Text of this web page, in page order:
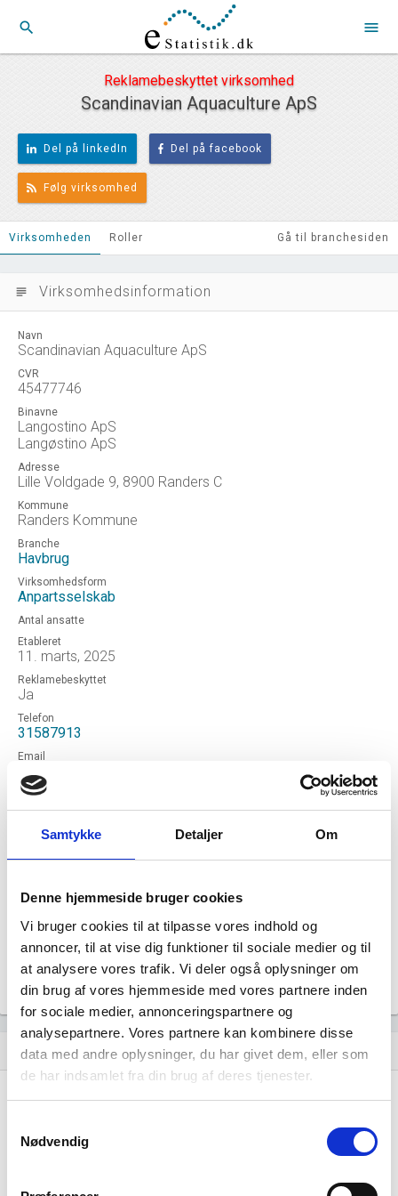
Samtykke Detaljer Om
Denne hjemmeside bruger cookies
Vi bruger cookies til at tilpasse vores indhold og
annoncer, til at vise dig funktioner til sociale medier og til
at analysere vores trafik. Vi deler også oplysninger om
din brug af vores hjemmeside med vores partnere inden
for sociale medier, annonceringspartnere og
analysepartnere. Vores partnere kan kombinere disse
data med andre oplysninger, du har givet dem, eller som
de har indsamlet fra din brug af deres tjenester.
Nødvendig
search menu
Reklamebeskyttet virksomhed
Scandinavian Aquaculture ApS
Del på linkedIn Del på facebook
Følg virksomhed
Virksomheden Roller Gå til branchesiden
subject Virksomhedsinformation
Navn
Scandinavian Aquaculture ApS
CVR
45477746
Binavne
Langostino ApS
Langøstino ApS
Adresse
Lille Voldgade 9, 8900 Randers C
Kommune
Randers Kommune
Branche
Havbrug
Virksomhedsform
Anpartsselskab
Antal ansatte
Etableret
11. marts, 2025
Reklamebeskyttet
Ja
Telefon
31587913
Email
kb@bennetsen.hk
Hjemmeside
Scandinavian Aquaculture ApS
Status
UNDERTVANGSOPLØSNING
Selskabets formål er at drive havbrug og dermed
beslægtet virksomhed.
Tegningsregel
Virksomheden tegnes af en likvidator
show_chart Udvikling i antal ansatte